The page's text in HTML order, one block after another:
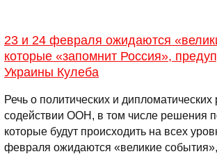
23 и 24 февраля ожидаются
которые «запомнит Россия»,
Украины Кулеба
Речь о политических и
содействии ООН, в том числе решения
которые будут происходить на всех
февраля ожидаются «великие